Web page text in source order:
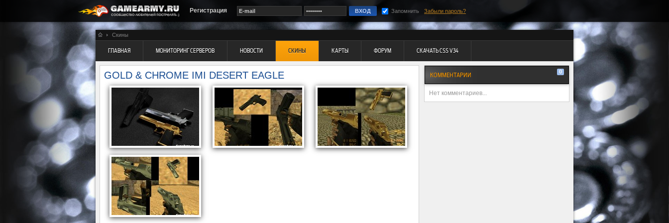
Регистрация Запомнить Забыли пароль?
Скины
ГЛАВНАЯ МОНИТОРИНГ СЕРВЕРОВ НОВОСТИ СКИНЫ КАРТЫ ФОРУМ СКАЧАТЬ CSS V34
GOLD & CHROME IMI DESERT EAGLE КОММЕНТАРИИ 0
Нет комментариев...